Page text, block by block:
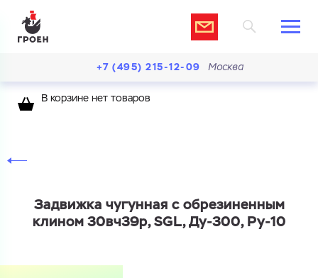
+7 (495) 215-12-09 Москва
В корзине нет товаров
Задвижка чугунная с обрезиненным
клином 30вч39р, SGL, Ду-300, Ру-10